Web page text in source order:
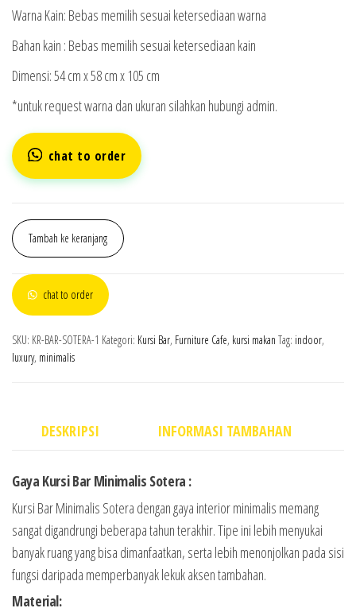
Warna Kain: Bebas memilih sesuai ketersediaan warna
Bahan kain : Bebas memilih sesuai ketersediaan kain
Dimensi:54 cm x 58 cm x 105 cm
*untuk request warna dan ukuran silahkan hubungi admin.
chat to order
Tambah ke keranjang
chat to order
SKU: KR-BAR-SOTERA-1 Kategori: Kursi Bar, Furniture Cafe, kursi makan Tag: indoor,
luxury, minimalis
DESKRIPSI INFORMASI TAMBAHAN
Gaya Kursi Bar Minimalis Sotera :
Kursi Bar Minimalis Sotera dengan gaya interior minimalis memang
sangat digandrungi beberapa tahun terakhir. Tipe ini lebih menyukai
banyak ruang yang bisa dimanfaatkan, serta lebih menonjolkan pada sisi
fungsi daripada memperbanyak lekuk aksen tambahan.
Material: